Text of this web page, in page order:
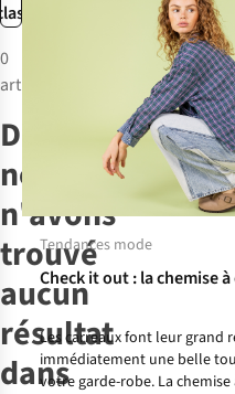
0
articles
Désolé,
nous
n'avons
trouvé
aucun
résultat
dans
Tendances mode
Check it out : la chemise
Les carreaux font leur grand
immédiatement une belle
votre garde-robe. La